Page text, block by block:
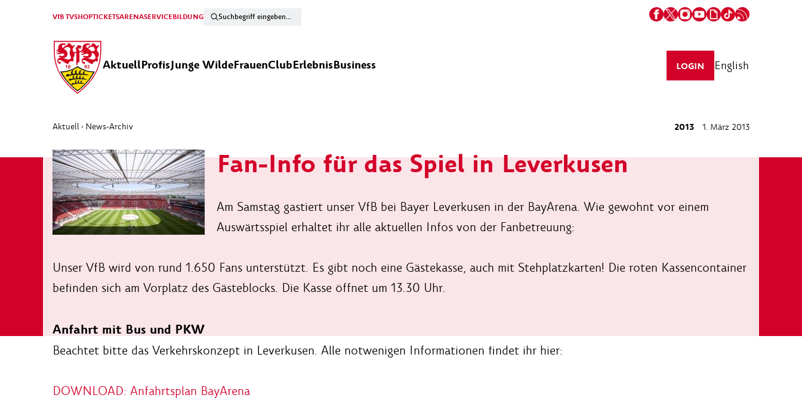
VfB TVSHOPTICKETSARENASERVICEBILDUNG
AktuellProfisJunge WildeFrauenClubErlebnisBusiness LOGIN English
Aktuell › News-Archiv 2013 1. März 2013
Fan-Info für das Spiel in Leverkusen
Am Samstag gastiert unser VfB bei Bayer Leverkusen in der BayArena. Wie gewohnt vor einem
Auswärtsspiel erhaltet ihr alle aktuellen Infos von der Fanbetreuung:
Unser VfB wird von rund 1.650 Fans unterstützt. Es gibt noch eine Gästekasse, auch mit Stehplatzkarten! Die roten Kassencontainer
befinden sich am Vorplatz des Gästeblocks. Die Kasse öffnet um 13.30 Uhr.
Anfahrt mit Bus und PKW
Beachtet bitte das Verkehrskonzept in Leverkusen. Alle notwenigen Informationen findet ihr hier:
DOWNLOAD: Anfahrtsplan BayArena